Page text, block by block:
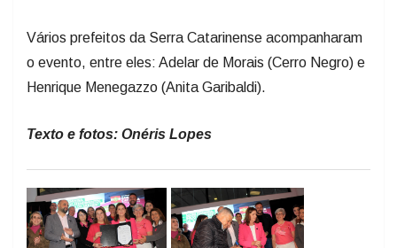
Vários prefeitos da Serra Catarinense acompanharam
o evento, entre eles: Adelar de Morais (Cerro Negro) e
Henrique Menegazzo (Anita Garibaldi).
Texto e fotos: Onéris Lopes